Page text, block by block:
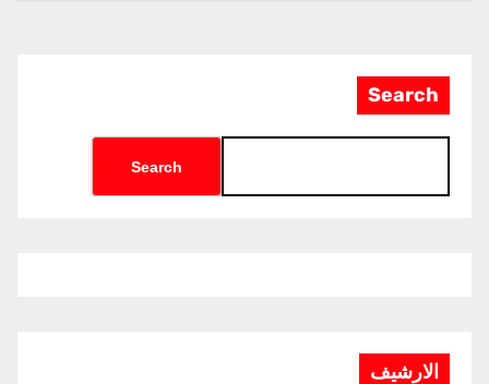
Search
Search
الارشيف